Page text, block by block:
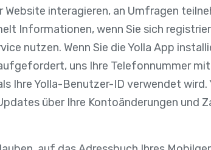
Website interagieren, an Umfragen
Informationen, wenn Sie sich
nutzen. Wenn Sie die Yolla App
uns Ihre Telefonnummer
Ihre Yolla-Benutzer-ID verwendet wird.
über Ihre Kontoänderungen und